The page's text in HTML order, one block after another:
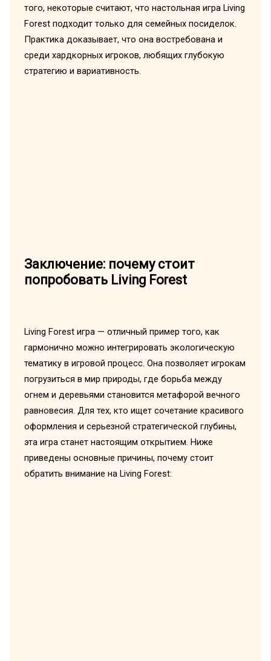
того, некоторые считают, что настольная игра Living
Forest подходит только для семейных посиделок.
Практика доказывает, что она востребована и
среди хардкорных игроков, любящих глубокую
стратегию и вариативность.
Заключение: почему стоит
попробовать Living Forest
Living Forest игра — отличный пример того, как
гармонично можно интегрировать экологическую
тематику в игровой процесс. Она позволяет игрокам
погрузиться в мир природы, где борьба между
огнем и деревьями становится метафорой вечного
равновесия. Для тех, кто ищет сочетание красивого
оформления и серьезной стратегической глубины,
эта игра станет настоящим открытием. Ниже
приведены основные причины, почему стоит
обратить внимание на Living Forest: